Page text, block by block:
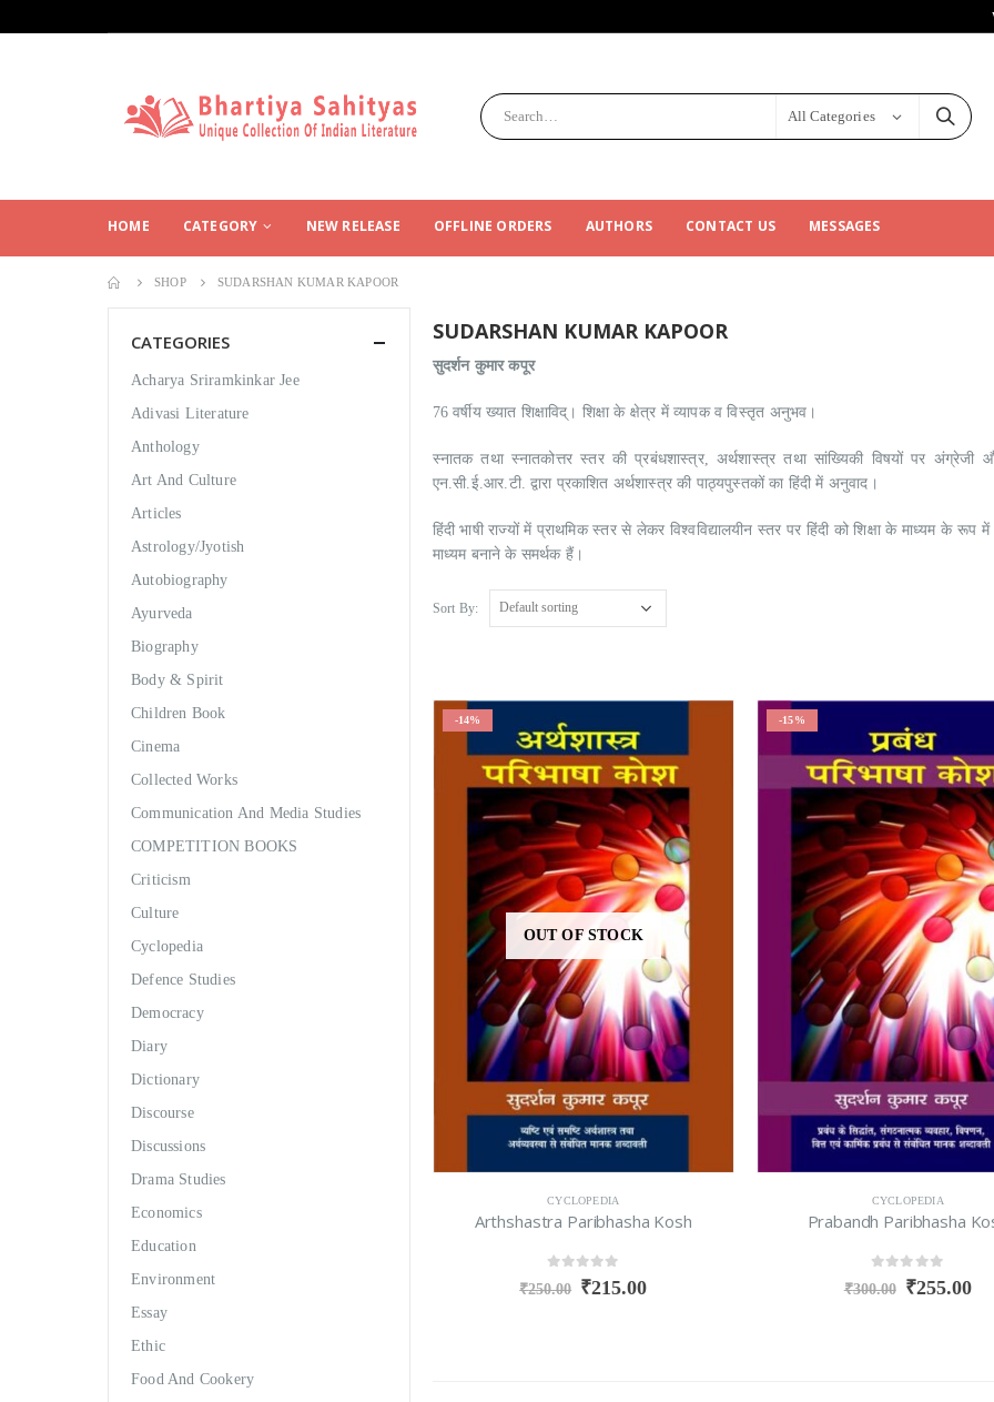
All Categories
HOME CATEGORY NEW RELEASE OFFLINE ORDERS AUTHORS CONTACT US MESSAGES
SHOP SUDARSHAN KUMAR KAPOOR
SUDARSHAN KUMAR KAPOOR
सुदर्शन कुमार कपूर
76 वर्षीय ख्यात शिक्षाविद्। शिक्षा के क्षेत्र में व्यापक व विस्तृत अनुभव।
स्नातक तथा स्नातकोत्तर स्तर की प्रबंधशास्त्र, अर्थशास्त्र तथा सांख्यिकी विषयों पर
एन.सी.ई.आर.टी. द्वारा प्रकाशित अर्थशास्त्र की पाठ्यपुस्तकों का हिंदी में अनुवाद।
हिंदी भाषी राज्यों में प्राथमिक स्तर से लेकर विश्वविद्यालयीन स्तर पर हिंदी को शिक्षा के माध्यम के
माध्यम बनाने के समर्थक हैं।
Sort By:
-14%
OUT OF STOCK
CYCLOPEDIA
Arthshastra Paribhasha Kosh
out of 5
₹250.00 ₹215.00
-15%
CYCLOPEDIA
Prabandh Paribhasha
out of 5
₹300.00 ₹255.00
CATEGORIES
Acharya Sriramkinkar Jee
Adivasi Literature
Anthology
Art And Culture
Articles
Astrology/Jyotish
Autobiography
Ayurveda
Biography
Body & Spirit
Children Book
Cinema
Collected Works
Communication And Media Studies
COMPETITION BOOKS
Criticism
Culture
Cyclopedia
Defence Studies
Democracy
Diary
Dictionary
Discourse
Discussions
Drama Studies
Economics
Education
Environment
Essay
Ethic
Food And Cookery